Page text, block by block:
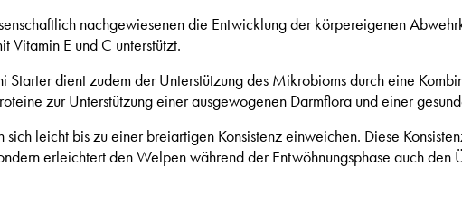
nachgewiesenen die Entwicklung der körpereigenen
Vitamin E und C unterstützt.
Starter dient zudem der Unterstützung des Mikrobioms durch eine
zur Unterstützung einer ausgewogenen Darmflora und einer
sich leicht bis zu einer breiartigen Konsistenz einweichen. Diese
erleichtert den Welpen während der Entwöhnungsphase auch